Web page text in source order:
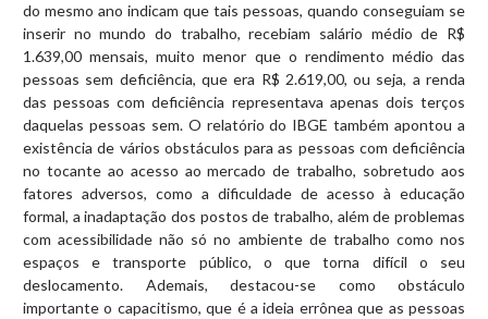
do mesmo ano indicam que tais pessoas, quando conseguiam se
inserir no mundo do trabalho, recebiam salário médio de R$
1.639,00 mensais, muito menor que o rendimento médio das
pessoas sem deficiência, que era R$ 2.619,00, ou seja, a renda
das pessoas com deficiência representava apenas dois terços
daquelas pessoas sem. O relatório do IBGE também apontou a
existência de vários obstáculos para as pessoas com deficiência
no tocante ao acesso ao mercado de trabalho, sobretudo aos
fatores adversos, como a dificuldade de acesso à educação
formal, a inadaptação dos postos de trabalho, além de problemas
com acessibilidade não só no ambiente de trabalho como nos
espaços e transporte público, o que torna difícil o seu
deslocamento. Ademais, destacou-se como obstáculo
importante o capacitismo, que é a ideia errônea que as pessoas